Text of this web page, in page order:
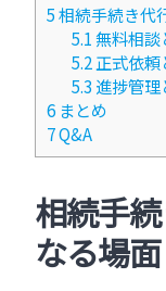
5相続手続き代
5.1無料相談
5.2正式依頼
5.3 進捗管理
6 まとめ
7Q&A
相続手
なる場